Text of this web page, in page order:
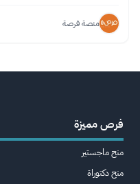
منصة فرصة
فرص مميزة
منح ماجستير
منح دكتوراة